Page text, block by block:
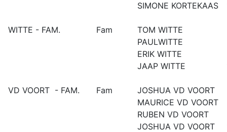
SIMONE KORTEKAAS
WITTE - FAM. Fam TOM WITTE
PAULWITTE
ERIK WITTE
JAAP WITTE
VD VOORT - FAM. Fam JOSHUA VD VOORT
MAURICE VD VOORT
RUBEN VD VOORT
JOSHUA VD VOORT